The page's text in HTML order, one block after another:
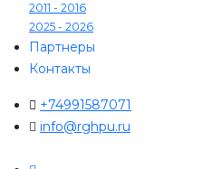
2011 - 2016
2025 - 2026
Партнеры
Контакты
+74991587071
info@rghpu.ru